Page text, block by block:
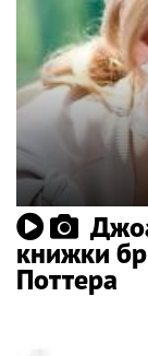
книжки
Поттера